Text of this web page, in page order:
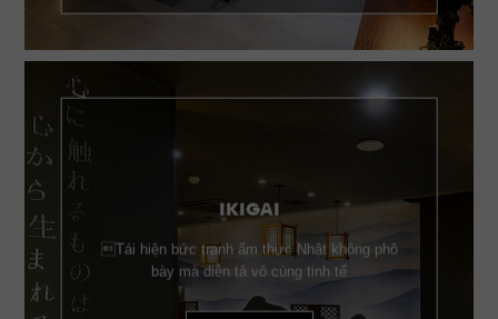
IKIGAI
Tái hiện bức tranh ẩm thực Nhật không phô
bày mà diễn tả vô cùng tinh tế